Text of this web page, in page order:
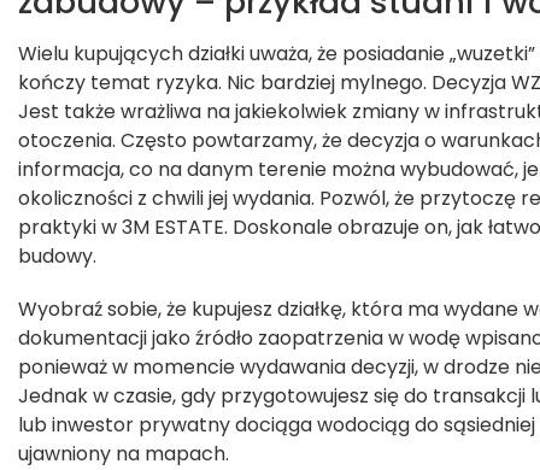
Wielu kupujących działki uważa, że posiadanie
kończy temat ryzyka. Nic bardziej mylnego. Decyzja
Jest także wrażliwa na jakiekolwiek zmiany w
otoczenia. Często powtarzamy, że decyzja o
informacja, co na danym terenie można wybudować,
okoliczności z chwili jej wydania. Pozwól, że przytoczę
praktyki w 3M ESTATE. Doskonale obrazuje on, jak
budowy.
Wyobraź sobie, że kupujesz działkę, która ma wydane
dokumentacji jako źródło zaopatrzenia w wodę
ponieważ w momencie wydawania decyzji, w drodze
Jednak w czasie, gdy przygotowujesz się do transakcji
lub inwestor prywatny dociąga wodociąg do sąsiedniej
ujawniony na mapach.